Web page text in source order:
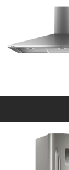
Assistência
Instalação de